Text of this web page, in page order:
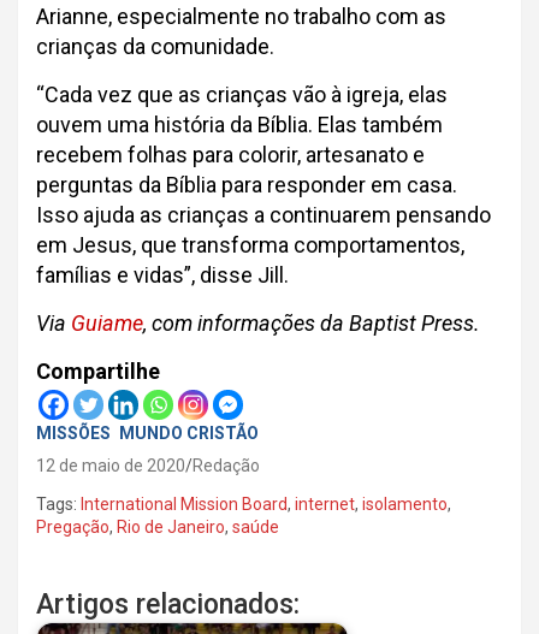
Arianne, especialmente no trabalho com as
crianças da comunidade.
“Cada vez que as crianças vão à igreja, elas
ouvem uma história da Bíblia. Elas também
recebem folhas para colorir, artesanato e
perguntas da Bíblia para responder em casa.
Isso ajuda as crianças a continuarem pensando
em Jesus, que transforma comportamentos,
famílias e vidas”, disse Jill.
Via Guiame, com informações da Baptist Press.
Compartilhe
MISSÕES
MUNDO CRISTÃO
12 de maio de 2020 Redação
Tags: International Mission Board, internet, isolamento,
Pregação, Rio de Janeiro, saúde
Artigos relacionados: